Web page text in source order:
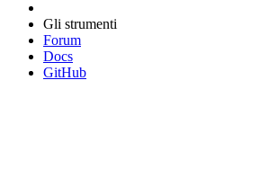
Gli strumenti
Forum
Docs
GitHub